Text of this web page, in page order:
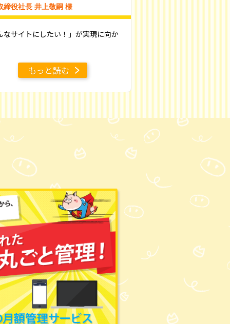
締役社長 井上敬嗣 様
なサイトにしたい！」が実現に向か
もっと読む